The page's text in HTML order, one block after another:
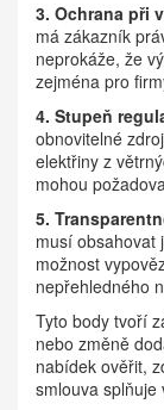
3. Ochrana při
má zákazník
neprokáže, že
zejména pro
4. Stupeň
obnovitelné
elektřiny z
mohou
5.
musí obsahovat
možnost
nepřehledného
Tyto body tvoří
nebo změně
nabídek ověřit,
smlouva splňuje